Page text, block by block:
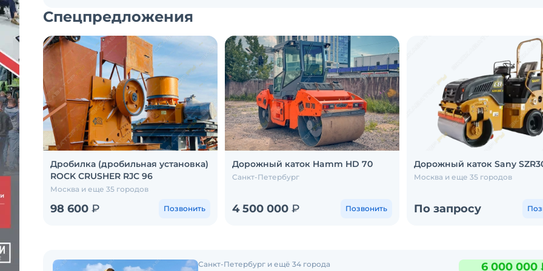
Спецпредложения
Дробилка (дробильная установка)
ROCK CRUSHER RJC 96
Москва и еще 35 городов
98 600 ₽ Позвонить
Дорожный каток Hamm HD 70
Санкт-Петербург
4 500 000 ₽ Позвонить
Дорожный каток Sany
Москва и еще 35 городов
По запросу
Санкт-Петербург и ещё 34 города 6 000 000